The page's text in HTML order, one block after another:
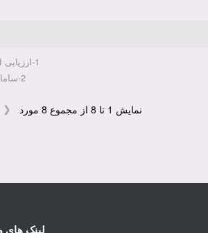
1-ارزیابی ایمنی برق و تاسیسات الکتریکی
2-سامانه های اعلام و اطفای حریق
نمایش 1 تا 8 از مجموع 8 مورد ❮
لینک های